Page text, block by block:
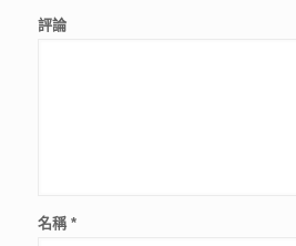
評論
名稱 *